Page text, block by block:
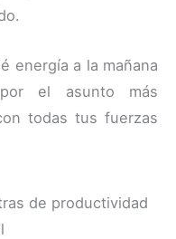
energía a la mañana
el asunto más
todas tus fuerzas
de productividad